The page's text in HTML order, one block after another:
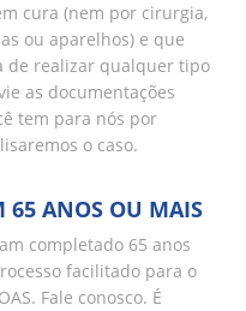
cura (nem por cirurgia,
ou aparelhos) e que
de realizar qualquer tipo
as documentações
tem para nós por
o caso.
65 ANOS OU MAIS
completado 65 anos
facilitado para o
Fale conosco. É